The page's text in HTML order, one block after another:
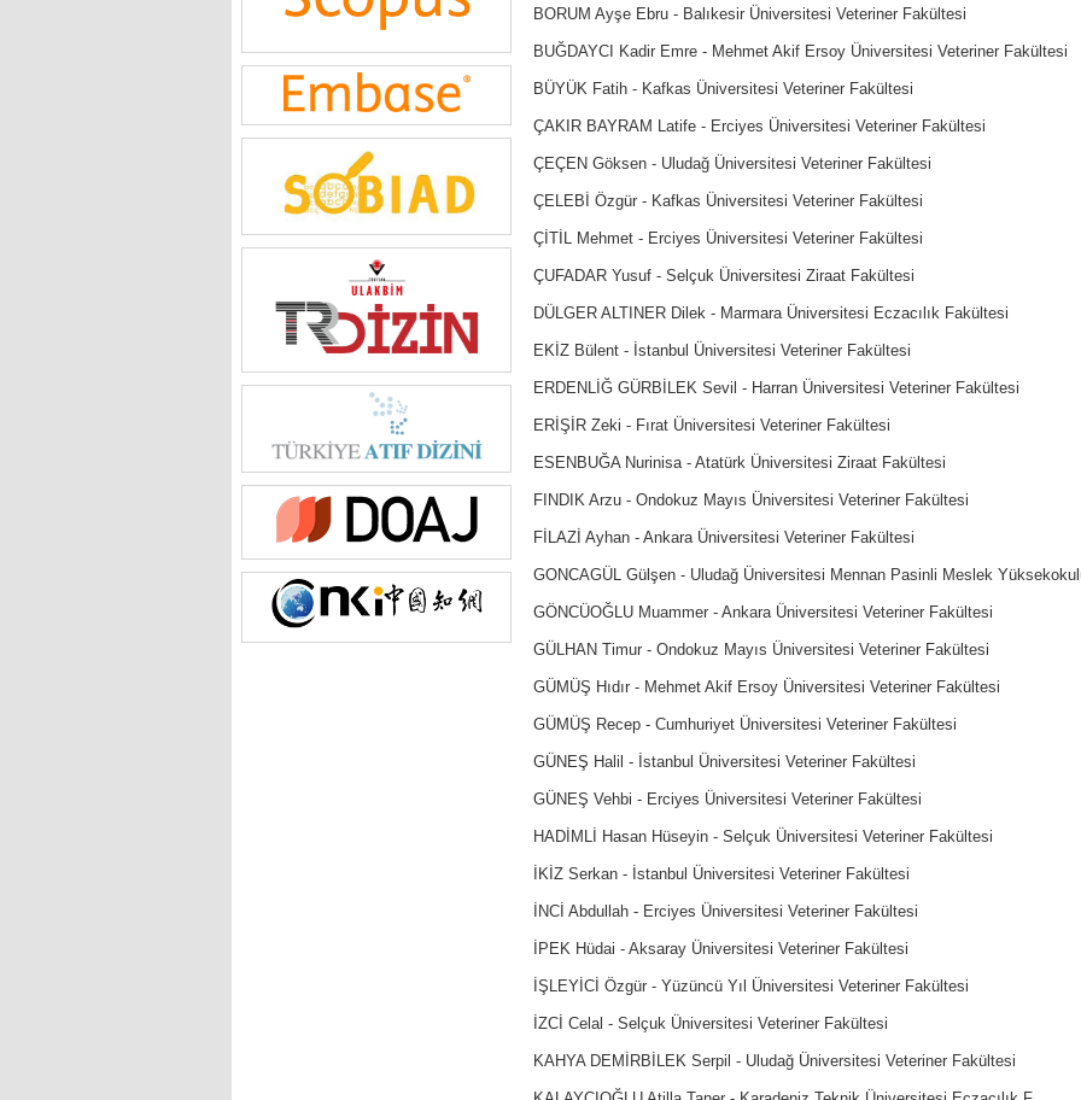
BORUM Ayşe Ebru - Balıkesir Üniversitesi Veteriner Fakültesi
BUĞDAYCI Kadir Emre - Mehmet Akif Ersoy Üniversitesi Veteriner Fakültesi
BÜYÜK Fatih - Kafkas Üniversitesi Veteriner Fakültesi
ÇAKIR BAYRAM Latife - Erciyes Üniversitesi Veteriner Fakültesi
ÇEÇEN Göksen - Uludağ Üniversitesi Veteriner Fakültesi
ÇELEBİ Özgür - Kafkas Üniversitesi Veteriner Fakültesi
ÇİTİL Mehmet - Erciyes Üniversitesi Veteriner Fakültesi
ÇUFADAR Yusuf - Selçuk Üniversitesi Ziraat Fakültesi
DÜLGER ALTINER Dilek - Marmara Üniversitesi Eczacılık Fakültesi
EKİZ Bülent - İstanbul Üniversitesi Veteriner Fakültesi
ERDENLİĞ GÜRBİLEK Sevil - Harran Üniversitesi Veteriner Fakültesi
ERİŞİR Zeki - Fırat Üniversitesi Veteriner Fakültesi
ESENBUĞA Nurinisa - Atatürk Üniversitesi Ziraat Fakültesi
FINDIK Arzu - Ondokuz Mayıs Üniversitesi Veteriner Fakültesi
FİLAZİ Ayhan - Ankara Üniversitesi Veteriner Fakültesi
GONCAGÜL Gülşen - Uludağ Üniversitesi Mennan Pasinli Meslek
GÖNCÜOĞLU Muammer - Ankara Üniversitesi Veteriner Fakültesi
GÜLHAN Timur - Ondokuz Mayıs Üniversitesi Veteriner Fakültesi
GÜMÜŞ Hıdır - Mehmet Akif Ersoy Üniversitesi Veteriner Fakültesi
GÜMÜŞ Recep - Cumhuriyet Üniversitesi Veteriner Fakültesi
GÜNEŞ Halil - İstanbul Üniversitesi Veteriner Fakültesi
GÜNEŞ Vehbi - Erciyes Üniversitesi Veteriner Fakültesi
HADİMLİ Hasan Hüseyin - Selçuk Üniversitesi Veteriner Fakültesi
İKİZ Serkan - İstanbul Üniversitesi Veteriner Fakültesi
İNCİ Abdullah - Erciyes Üniversitesi Veteriner Fakültesi
İPEK Hüdai - Aksaray Üniversitesi Veteriner Fakültesi
İŞLEYİCİ Özgür - Yüzüncü Yıl Üniversitesi Veteriner Fakültesi
İZCİ Celal - Selçuk Üniversitesi Veteriner Fakültesi
KAHYA DEMİRBİLEK Serpil - Uludağ Üniversitesi Veteriner Fakültesi